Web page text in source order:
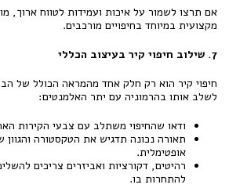
אם תרצו לשמור על איכות ועמידות לטווח ארוך,
מקצועית במיוחד בחיפויים מורכבים.
7. שילוב חיפוי קיר בעיצוב הכללי
חיפוי קיר הוא רק חלק אחד מהמראה הכולל של
לשלב אותו בהרמוניה עם יתר האלמנטים:
ודאו שהחיפוי משתלב עם צבעי הקירות
תאורה נכונה תדגיש את הטקסטורה והגוון
אופטימלית.
רהיטים, דקורציות ואביזרים צריכים
להתחרות בו.